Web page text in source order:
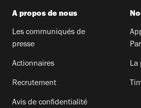
A propos de nous
Les communiqués de
presse
Actionnaires
Recrutement
Avis de confidentialité
La